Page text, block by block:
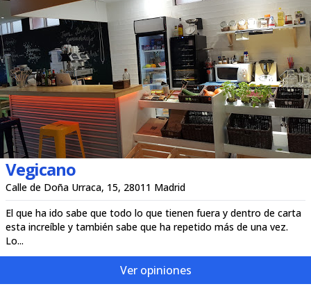
Vegicano
Calle de Doña Urraca, 15, 28011 Madrid
El que ha ido sabe que todo lo que tienen fuera y dentro de carta
esta increíble y también sabe que ha repetido más de una vez.
Lo...
Ver opiniones